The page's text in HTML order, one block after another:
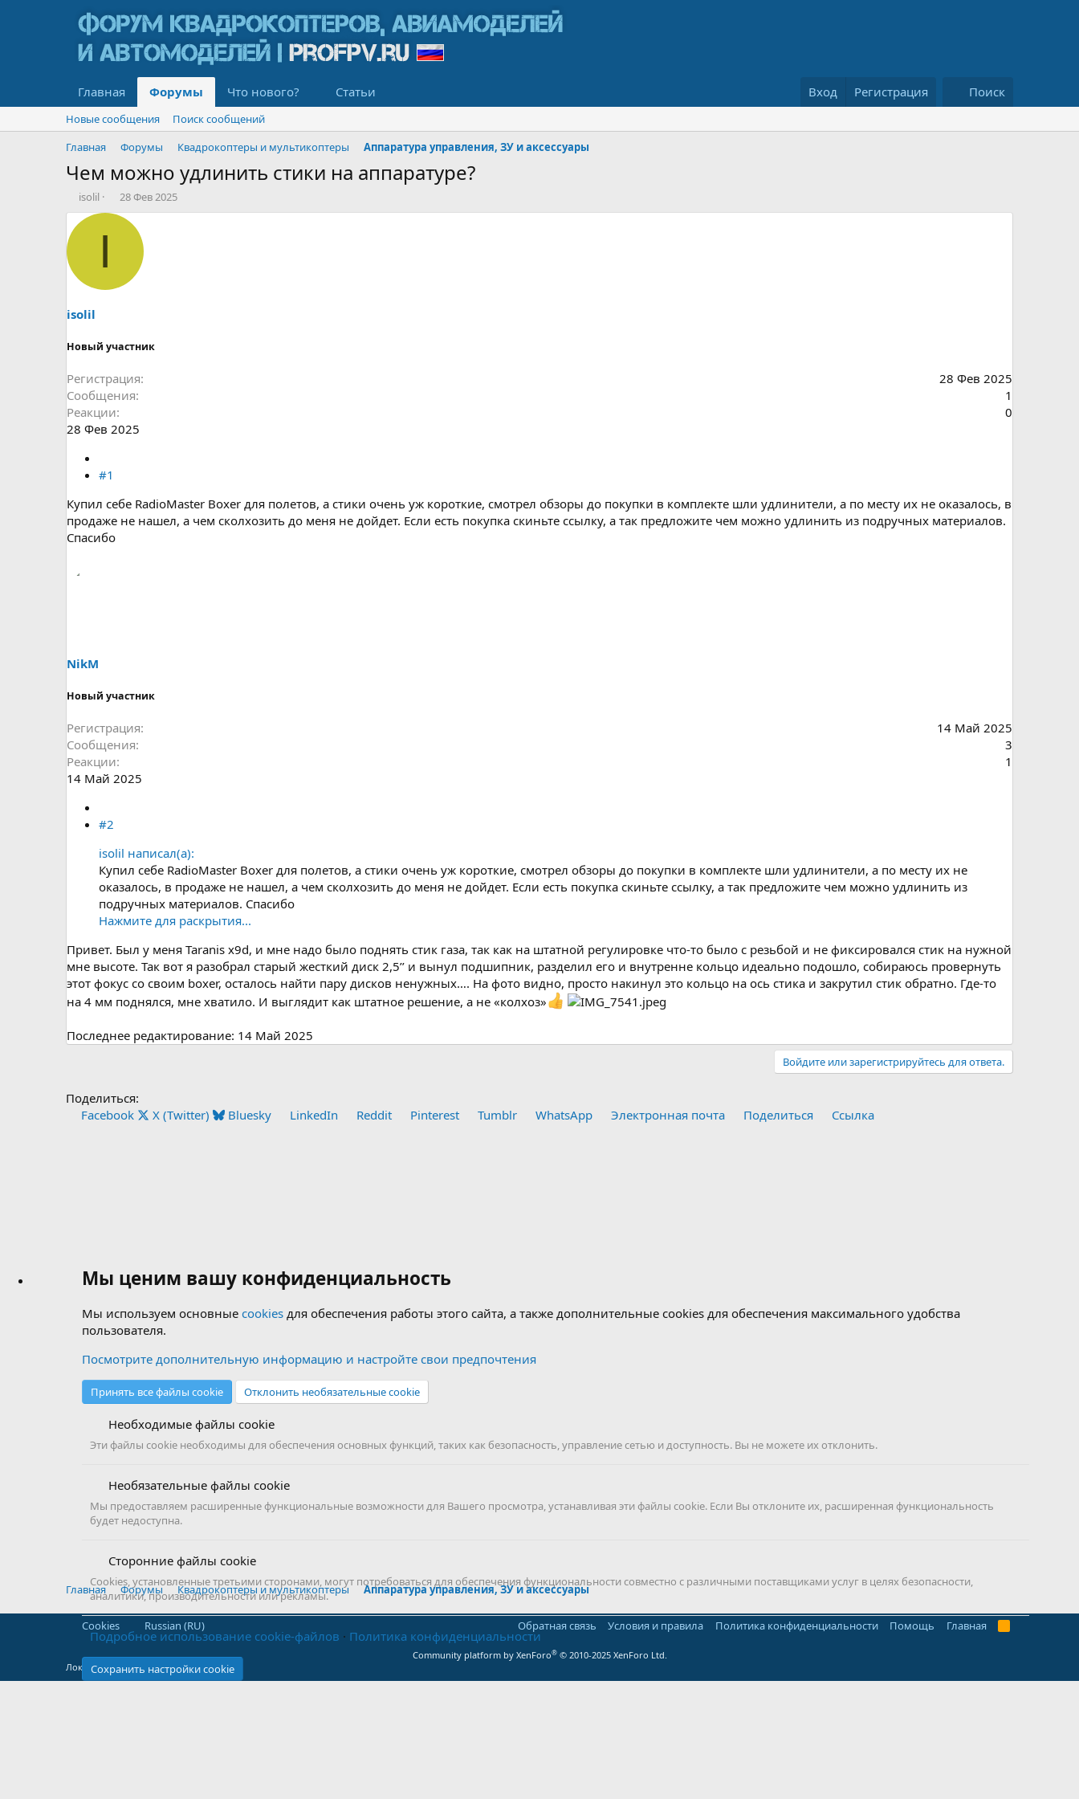
Главная Форумы Что нового? Статьи Вход Регистрация Поиск
Новые сообщения
Поиск сообщений
Главная
Форумы Квадрокоптеры и мультикоптеры Аппаратура управления, ЗУ и аксессуары
Чем можно удлинить стики на аппаратуре?
А
в
т
е
ы
isolil
Д
а
ч
28 Фев 2025
I
isolil
Новый участник
Регистрация
28 Фев 2025
Сообщения
1
Реакции
0
28 Фев 2025
#1
Купил себе RadioMaster Boxer для полетов, а стики очень уж короткие, смотрел обзоры до покупки в комплекте шли удлинители, а по месту их не оказалось, в
продаже не нашел, а чем сколхозить до меня не дойдет. Если есть покупка скиньте ссылку, а так предложите чем можно удлинить из подручных материалов.
Спасибо
NikM
Новый участник
Регистрация
14 Май 2025
Сообщения
3
Реакции
1
14 Май 2025
#2
isolil написал(а):
Купил себе RadioMaster Boxer для полетов, а стики очень уж короткие, смотрел обзоры до покупки в комплекте шли удлинители, а по месту их не
оказалось, в продаже не нашел, а чем сколхозить до меня не дойдет. Если есть покупка скиньте ссылку, а так предложите чем можно удлинить из
подручных материалов. Спасибо
Нажмите для раскрытия...
Привет. Был у меня Taranis x9d, и мне надо было поднять стик газа, так как на штатной регулировке что-то было с резьбой и не фиксировался стик на нужной
мне высоте. Так вот я разобрал старый жесткий диск 2,5’’ и вынул подшипник, разделил его и внутренне кольцо идеально подошло, собираюсь провернуть
этот фокус со своим boxer, осталось найти пару дисков ненужных…. На фото видно, просто накинул это кольцо на ось стика и закрутил стик обратно. Где-то
на 4 мм поднялся, мне хватило. И выглядит как штатное решение, а не «колхоз»
Последнее редактирование: 14 Май 2025
Войдите или зарегистрируйтесь для ответа.
Поделиться:
Facebook
X (Twitter) Bluesky LinkedIn Reddit Pinterest Tumblr WhatsApp Электронная почта Поделиться Ссылка
Главная Форумы Квадрокоптеры и мультикоптеры Аппаратура управления, ЗУ и аксессуары
Cookies Russian (RU) Обратная связь Условия и правила Политика конфиденциальности Помощь Главная
R
Community platform by XenForo® © 2010-2025 XenForo Ltd.
Локализация отXenForo.Info
Мы ценим вашу конфиденциальность
Мы используем основные cookies для обеспечения работы этого сайта, а также дополнительные cookies для обеспечения максимального удобства
пользователя.
Посмотрите дополнительную информацию и настройте свои предпочтения
Принять все файлы cookie Отклонить необязательные cookie
Необходимые файлы cookie
Эти файлы cookie необходимы для обеспечения основных функций, таких как безопасность, управление сетью и доступность. Вы не можете их отклонить.
Необязательные файлы cookie
Мы предоставляем расширенные функциональные возможности для Вашего просмотра, устанавливая эти файлы cookie. Если Вы отклоните их, расширенная функциональность
будет недоступна.
Сторонние файлы cookie
Cookies, установленные третьими сторонами, могут потребоваться для обеспечения функциональности совместно с различными поставщиками услуг в целях безопасности,
аналитики, производительности или рекламы.
Подробное использование cookie-файлов Политика конфиденциальности
Сохранить настройки cookie